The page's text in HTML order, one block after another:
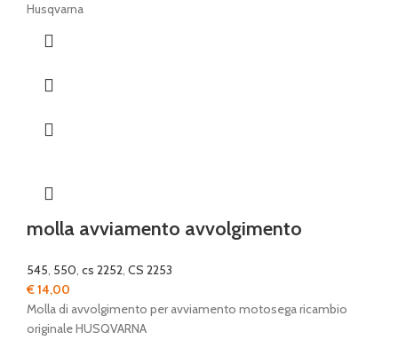
Husqvarna
molla avviamento avvolgimento
545, 550, cs 2252, CS 2253
€14,00
Molla di avvolgimento per avviamento motosega ricambio
originale HUSQVARNA